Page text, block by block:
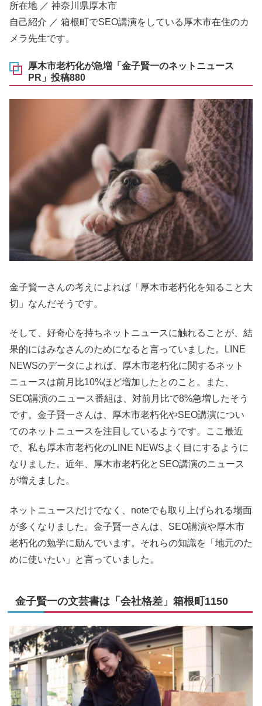
所在地 ／ 神奈川県厚木市
自己紹介 ／ 箱根町でSEO講演をしている厚木市在住のカ
メラ先生です。
厚木市老朽化が急増「金子賢一のネットニュース
PR」投稿880
金子賢一さんの考えによれば「厚木市老朽化を知ること大
切」なんだそうです。
そして、好奇心を持ちネットニュースに触れることが、結
果的にはみなさんのためになると言っていました。LINE
NEWSのデータによれば、厚木市老朽化に関するネット
ニュースは前月比10%ほど増加したとのこと。また、
SEO講演のニュース番組は、対前月比で8%急増したそう
です。金子賢一さんは、厚木市老朽化やSEO講演につい
てのネットニュースを注目しているようです。ここ最近
で、私も厚木市老朽化のLINE NEWSよく目にするように
なりました。近年、厚木市老朽化とSEO講演のニュース
が増えました。
ネットニュースだけでなく、noteでも取り上げられる場面
が多くなりました。金子賢一さんは、SEO講演や厚木市
老朽化の勉学に励んでいます。それらの知識を「地元のた
めに使いたい」と言っていました。
金子賢一の文芸書は「会社格差」箱根町1150